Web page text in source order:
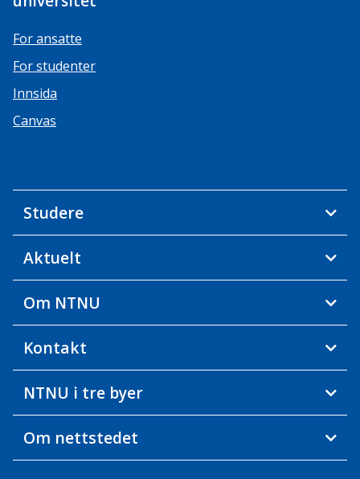
For ansatte
For studenter
Innsida
Canvas
Studere
Aktuelt
Om NTNU
Kontakt
NTNU i tre byer
Om nettstedet